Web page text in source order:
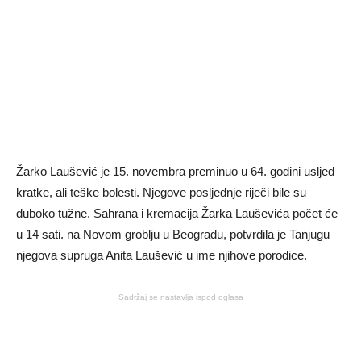
Žarko Laušević je 15. novembra preminuo u 64. godini usljed
kratke, ali teške bolesti. Njegove posljednje riječi bile su
duboko tužne. Sahrana i kremacija Žarka Lauševića počet će
u 14 sati. na Novom groblju u Beogradu, potvrdila je Tanjugu
njegova supruga Anita Laušević u ime njihove porodice.
Sadržaj se nastavlja ispod oglasa